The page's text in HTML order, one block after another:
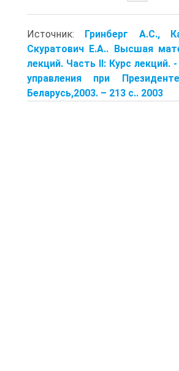
Источник: Гринберг А.С.,
Скуратович Е.А.. Высшая
лекций. Часть II: Курс лекций.
управления при
Беларусь,2003. – 213 с.. 2003